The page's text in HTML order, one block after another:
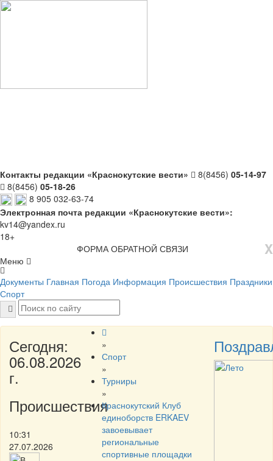
Контакты редакции «Краснокутские вести» 8(8456) 05-14-97
8(8456) 05-18-26
8 905 032-63-74
Электронная почта редакции «Краснокутские вести»:
kv14@yandex.ru
18+
X
ФОРМА ОБРАТНОЙ СВЯЗИ
Меню
Документы Главная Погода Информация Происшествия Праздники
Спорт
Сегодня:
06.08.2026
г.
Происшествия
10:31
27.07.2026
»
Спорт
»
Турниры
»
Краснокутский Клуб
единоборств ERKAEV
завоевывает
региональные
спортивные площадки